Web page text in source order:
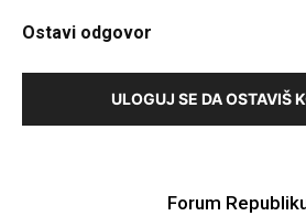
Ostavi odgovor
ULOGUJ SE DA OSTAVIŠ
Forum